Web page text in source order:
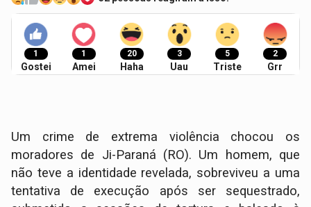
1
Gostei
1
Amei
20
Haha
3
Uau
5
Triste
2
Grr
Um crime de extrema violência chocou os
moradores de Ji-Paraná (RO). Um homem, que
não teve a identidade revelada, sobreviveu a uma
tentativa de execução após ser sequestrado,